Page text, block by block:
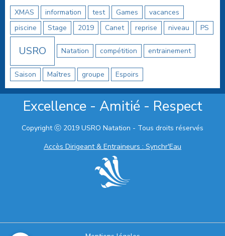
XMAS information test Games
vacances
piscine
Stage 2019 Canet reprise niveau PS
USRO Natation compétition entrainement
Saison Maîtres groupe Espoirs
Excellence - Amitié - Respect
Copyright ⓒ 2019 USRO Natation - Tous droits réservés
Accès Dirigeant & Entraineurs : Synchr'Eau